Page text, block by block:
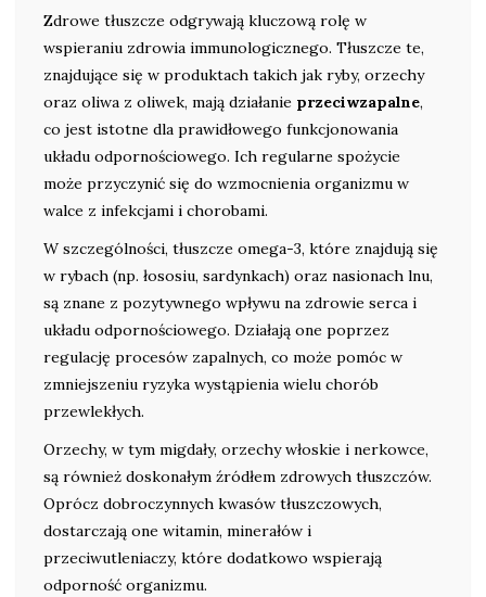
Zdrowe tłuszcze odgrywają kluczową rolę w
wspieraniu zdrowia immunologicznego. Tłuszcze te,
znajdujące się w produktach takich jak ryby, orzechy
oraz oliwa z oliwek, mają działanie przeciwzapalne,
co jest istotne dla prawidłowego funkcjonowania
układu odpornościowego. Ich regularne spożycie
może przyczynić się do wzmocnienia organizmu w
walce z infekcjami i chorobami.
W szczególności, tłuszcze omega-3, które znajdują się
w rybach (np. łososiu, sardynkach) oraz nasionach lnu,
są znane z pozytywnego wpływu na zdrowie serca i
układu odpornościowego. Działają one poprzez
regulację procesów zapalnych, co może pomóc w
zmniejszeniu ryzyka wystąpienia wielu chorób
przewlekłych.
Orzechy, w tym migdały, orzechy włoskie i nerkowce,
są również doskonałym źródłem zdrowych tłuszczów.
Oprócz dobroczynnych kwasów tłuszczowych,
dostarczają one witamin, minerałów i
przeciwutleniaczy, które dodatkowo wspierają
odporność organizmu.